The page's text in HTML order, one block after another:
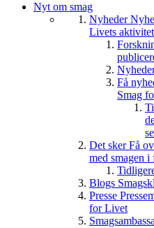
Nyt om smag
Nyheder
Livets
Få
Smag
Det skerFå
med smagen i
Blogs
Presse
for Livet